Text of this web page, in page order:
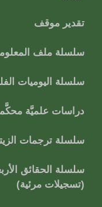
تقدير موقف
سلسلة ملف
سلسلة اليوميات
دراسات علميَّة
سلسلة ترجمات
سلسلة الحقائق
(تسجيلات مرئية)